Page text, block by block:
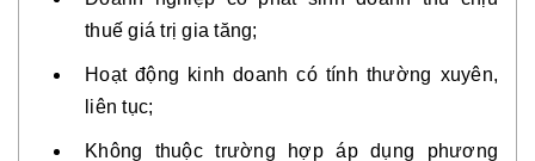
thuế giá trị gia tăng;
Hoạt động kinh doanh có tính thường xuyên,
liên tục;
Không thuộc trường hợp áp dụng phương